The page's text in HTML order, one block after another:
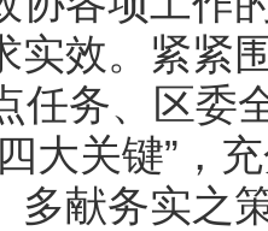
实效。紧紧
任务、区委
大关键”，
多献务实之